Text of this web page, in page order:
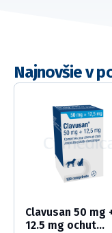
Najnovšie v
Clavusan 50 mg
12.5 mg ochut...